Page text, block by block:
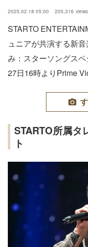
2025.02.18 05:00 205,316 views
STARTO
ュニアが共演する新
み：スターソングス
27日16時よりPrime
STARTO所属タ
ト